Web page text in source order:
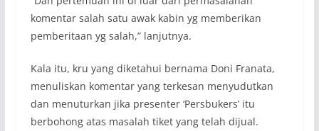
komentar salah satu awak kabin yg memberikan
pemberitaan yg salah,” lanjutnya.
Kala itu, kru yang diketahui bernama Doni Franata,
menuliskan komentar yang terkesan menyudutkan
dan menuturkan jika presenter ‘Persbukers’ itu
berbohong atas masalah tiket yang telah dijual.